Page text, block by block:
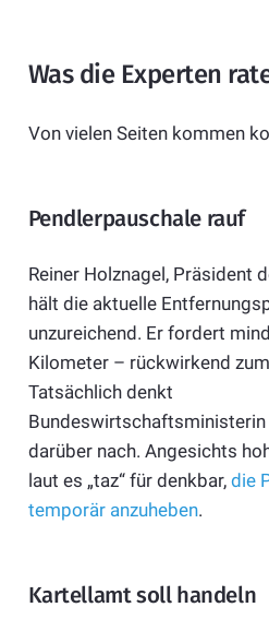
Was die Experten
Von vielen Seiten kommen
Pendlerpauschale rauf
Reiner Holznagel, Präsident
hält die aktuelle
unzureichend. Er fordert
Kilometer – rückwirkend
Tatsächlich denkt
Bundeswirtschaftsministerin
darüber nach. Angesichts
laut es „taz“ für denkbar, die
temporär anzuheben.
Kartellamt soll handeln